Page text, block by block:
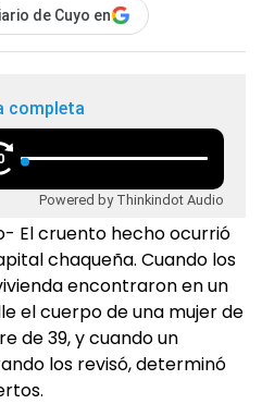
de Cuyo en
completa
Powered by Thinkindot Audio
El cruento hecho ocurrió
chaqueña. Cuando los
encontraron en un
el cuerpo de una mujer de
de 39, y cuando un
los revisó, determinó